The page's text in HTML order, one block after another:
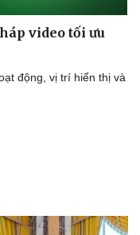
video tối ưu
động, vị trí hiển thị và